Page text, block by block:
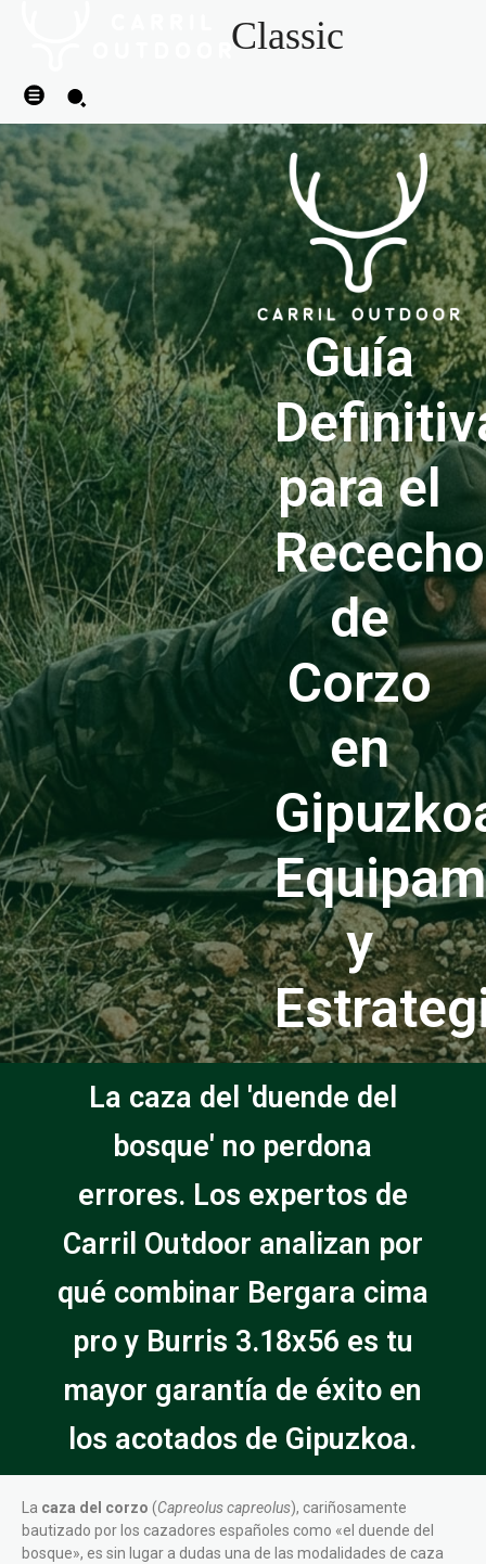
Classic
Guía
para el
Rececho
de
Corzo
en
y
La caza del 'duende del
bosque' no perdona
errores. Los expertos de
Carril Outdoor analizan por
qué combinar Bergara cima
pro y Burris 3.18x56 es tu
mayor garantía de éxito en
los acotados de Gipuzkoa.
La caza del corzo (Capreolus capreolus), cariñosamente
bautizado por los cazadores españoles como «el duende del
bosque», es sin lugar a dudas una de las modalidades de caza